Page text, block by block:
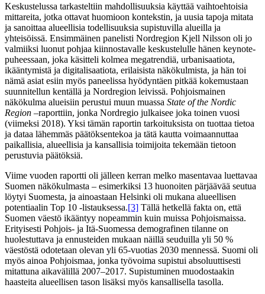
Keskustelussa tarkasteltiin mahdollisuuksia käyttää vaihtoehtoisia
mittareita, jotka ottavat huomioon kontekstin, ja uusia tapoja mitata
ja sanoittaa alueellisia todellisuuksia supistuvilla alueilla ja
yhteisöissä. Ensimmäinen panelisti Nordregion Kjell Nilsson oli jo
valmiiksi luonut pohjaa kiinnostavalle keskustelulle hänen keynote-
puheessaan, joka käsitteli kolmea megatrendiä, urbanisaatiota,
ikääntymistä ja digitalisaatiota, erilaisista näkökulmista, ja hän toi
nämä asiat esiin myös paneelissa hyödyntäen pitkää kokemustaan
suunnitellun kentällä ja Nordregion leivissä. Pohjoismainen
näkökulma alueisiin perustui muun muassa State of the Nordic
Region –raporttiin, jonka Nordregio julkaisee joka toinen vuosi
(viimeksi 2018). Yksi tämän raportin tarkoituksista on tuottaa tietoa
ja dataa lähemmäs päätöksentekoa ja tätä kautta voimaannuttaa
paikallisia, alueellisia ja kansallisia toimijoita tekemään tietoon
perustuvia päätöksiä.
Viime vuoden raportti oli jälleen kerran melko masentavaa luettavaa
Suomen näkökulmasta – esimerkiksi 13 huonoiten pärjäävää seutua
löytyi Suomesta, ja ainoastaan Helsinki oli mukana alueellisen
potentiaalin Top 10 -listauksessa.[3] Tällä hetkellä fakta on, että
Suomen väestö ikääntyy nopeammin kuin muissa Pohjoismaissa.
Erityisesti Pohjois- ja Itä-Suomessa demografinen tilanne on
huolestuttava ja ennusteiden mukaan näillä seuduilla yli 50 %
väestöstä odotetaan olevan yli 65-vuotias 2030 mennessä. Suomi oli
myös ainoa Pohjoismaa, jonka työvoima supistui absoluuttisesti
mitattuna aikavälillä 2007–2017. Supistuminen muodostaakin
haasteita alueellisen tason lisäksi myös kansallisella tasolla.